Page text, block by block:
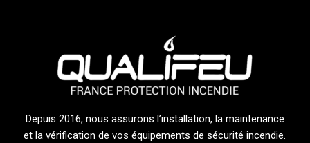
Depuis 2016, nous assurons l’installation, la maintenance
et la vérification de vos équipements de sécurité incendie.